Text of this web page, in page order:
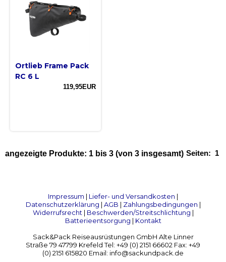
Ortlieb Frame Pack
RC 6 L
119,95EUR
Seiten: 1
angezeigte Produkte: 1 bis 3 (von 3 insgesamt)
Impressum | Liefer- und Versandkosten |
Datenschutzerklärung | AGB | Zahlungsbedingungen |
Widerrufsrecht| Beschwerden/Streitschlichtung |
Batterieentsorgung | Kontakt
Sack&Pack Reiseausrüstungen GmbH Alte Linner
Straße 79 47799 Krefeld Tel: +49 (0) 2151 66602 Fax: +49
(0) 2151 615820 Email: info@sackundpack.de